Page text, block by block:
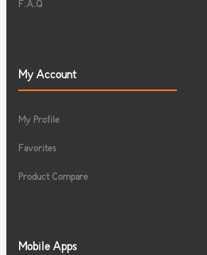
F.A.Q
My Account
My Profile
Favorites
Product Compare
Mobile Apps